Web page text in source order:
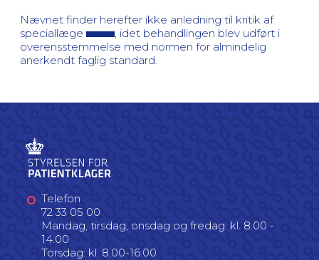
Nævnet finder herefter ikke anledning til kritik af
speciallæge
, idet behandlingen blev udført i
overensstemmelse med normen for almindelig
anerkendt faglig standard.
Telefon
72 33 05 00
Mandag, tirsdag, onsdag og fredag: kl. 8.00 -
14.00
Torsdag: kl. 8.00-16.00